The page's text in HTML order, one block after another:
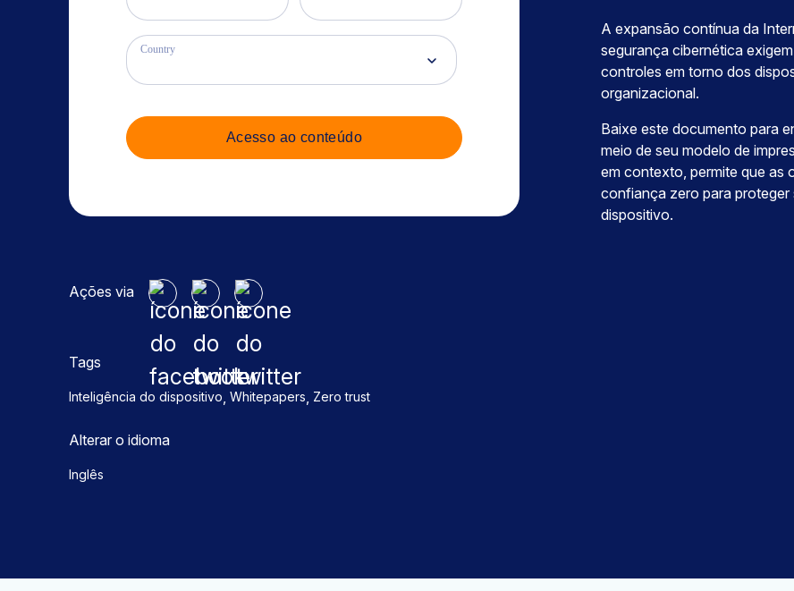
Country
Acesso ao conteúdo
Ações via
Tags
Inteligência do dispositivo, Whitepapers, Zero trust
Alterar o idioma
Inglês
A expansão contínua da
segurança cibernética
controles em torno dos
organizacional.
Baixe este documento para
meio de seu modelo de
em contexto, permite que as
confiança zero para proteger
dispositivo.